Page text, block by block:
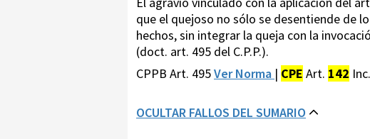
que el quejoso no sólo se desentiende de
hechos, sin integrar la queja con la
(doct. art. 495 del C.P.P.).
CPPB Art. 495Ver Norma | CPE Art. 142
OCULTAR FALLOS DEL SUMARIO